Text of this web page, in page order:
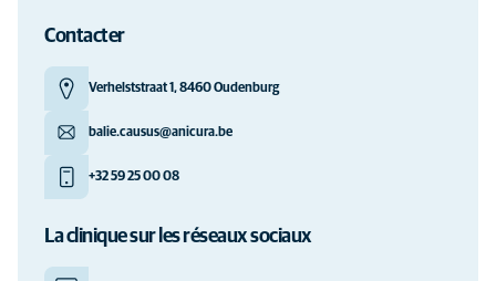
Contacter
Verhelststraat 1, 8460 Oudenburg
balie.causus@anicura.be
+32 59 25 00 08
La clinique sur les réseaux sociaux